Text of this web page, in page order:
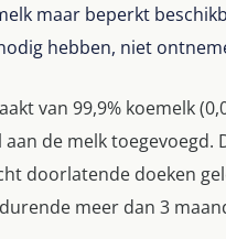
maar beperkt
hebben, niet
van 99,9% koemelk
de melk
doorlatende doeken
meer dan 3